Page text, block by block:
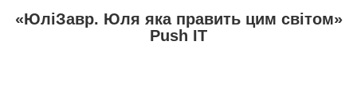
«ЮліЗавр. Юля яка править цим світом»
Push IT